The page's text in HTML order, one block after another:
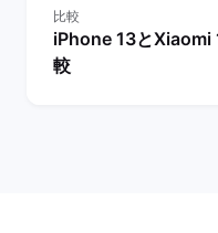
比較
iPhone 13とXiaomi
較